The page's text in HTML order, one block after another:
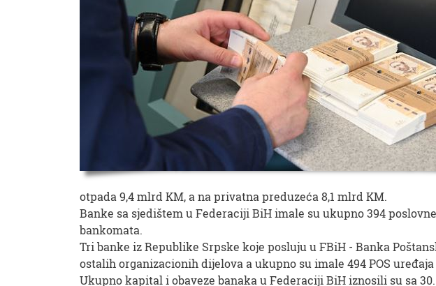
otpada 9,4 mlrd KM, a na privatna preduzeća 8,1 mlrd KM.
Banke sa sjedištem u Federaciji BiH imale su ukupno 394
bankomata.
Tri banke iz Republike Srpske koje posluju u FBiH - Banka
ostalih organizacionih dijelova a ukupno su imale 494 POS
Ukupno kapital i obaveze banaka u Federaciji BiH iznosili su sa